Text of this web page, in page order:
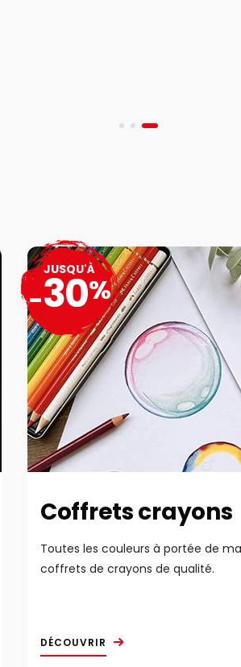
Coffrets crayons
Toutes les couleurs à portée de
coffrets de crayons de qualité.
DÉCOUVRIR
JUSQU'À
-30%